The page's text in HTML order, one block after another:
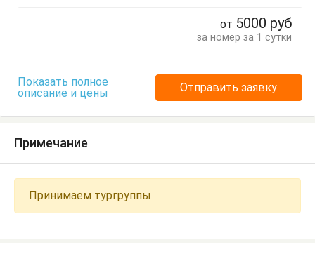
от 5000 руб
за номер за 1 сутки
Показать полное
описание и цены
Отправить заявку
Примечание
Принимаем тургруппы